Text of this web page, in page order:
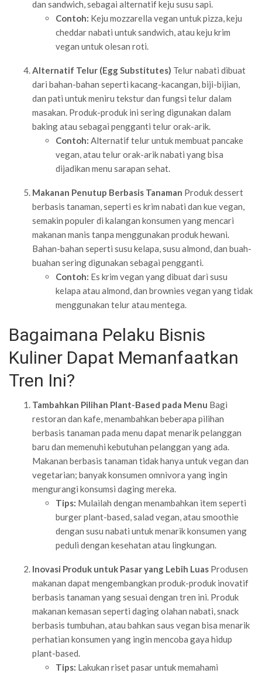
dan sandwich, sebagai alternatif keju susu sapi.
Contoh: Keju mozzarella vegan untuk pizza, keju
cheddar nabati untuk sandwich, atau keju krim
vegan untuk olesan roti.
Alternatif Telur (Egg Substitutes) Telur nabati dibuat
dari bahan-bahan seperti kacang-kacangan, biji-bijian,
dan pati untuk meniru tekstur dan fungsi telur dalam
masakan. Produk-produk ini sering digunakan dalam
baking atau sebagai pengganti telur orak-arik.
Contoh: Alternatif telur untuk membuat pancake
vegan, atau telur orak-arik nabati yang bisa
dijadikan menu sarapan sehat.
Makanan Penutup Berbasis Tanaman Produk dessert
berbasis tanaman, seperti es krim nabati dan kue vegan,
semakin populer di kalangan konsumen yang mencari
makanan manis tanpa menggunakan produk hewani.
Bahan-bahan seperti susu kelapa, susu almond, dan buah-
buahan sering digunakan sebagai pengganti.
Contoh: Es krim vegan yang dibuat dari susu
kelapa atau almond, dan brownies vegan yang tidak
menggunakan telur atau mentega.
Bagaimana Pelaku Bisnis
Kuliner Dapat Memanfaatkan
Tren Ini?
Tambahkan Pilihan Plant-Based pada Menu Bagi
restoran dan kafe, menambahkan beberapa pilihan
berbasis tanaman pada menu dapat menarik pelanggan
baru dan memenuhi kebutuhan pelanggan yang ada.
Makanan berbasis tanaman tidak hanya untuk vegan dan
vegetarian; banyak konsumen omnivora yang ingin
mengurangi konsumsi daging mereka.
Tips: Mulailah dengan menambahkan item seperti
burger plant-based, salad vegan, atau smoothie
dengan susu nabati untuk menarik konsumen yang
peduli dengan kesehatan atau lingkungan.
Inovasi Produk untuk Pasar yang Lebih Luas Produsen
makanan dapat mengembangkan produk-produk inovatif
berbasis tanaman yang sesuai dengan tren ini. Produk
makanan kemasan seperti daging olahan nabati, snack
berbasis tumbuhan, atau bahkan saus vegan bisa menarik
perhatian konsumen yang ingin mencoba gaya hidup
plant-based.
Tips: Lakukan riset pasar untuk memahami